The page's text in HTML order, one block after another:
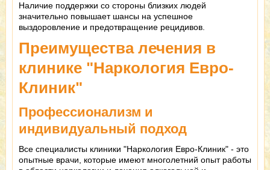
Наличие поддержки со стороны близких людей
значительно повышает шансы на успешное
выздоровление и предотвращение рецидивов.
Преимущества лечения в
клинике "Наркология Евро-
Клиник"
Профессионализм и
индивидуальный подход
Все специалисты клиники "Наркология Евро-Клиник" - это
опытные врачи, которые имеют многолетний опыт работы